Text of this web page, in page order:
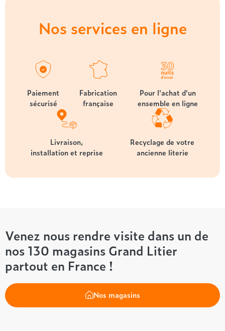
Nos services en ligne
Paiement
sécurisé
Fabrication
française
Pour l'achat d'un
ensemble en ligne
Livraison,
installation et reprise
Recyclage de votre
ancienne literie
Venez nous rendre visite dans un de
nos 130 magasins Grand Litier
partout en France !
Nos magasins